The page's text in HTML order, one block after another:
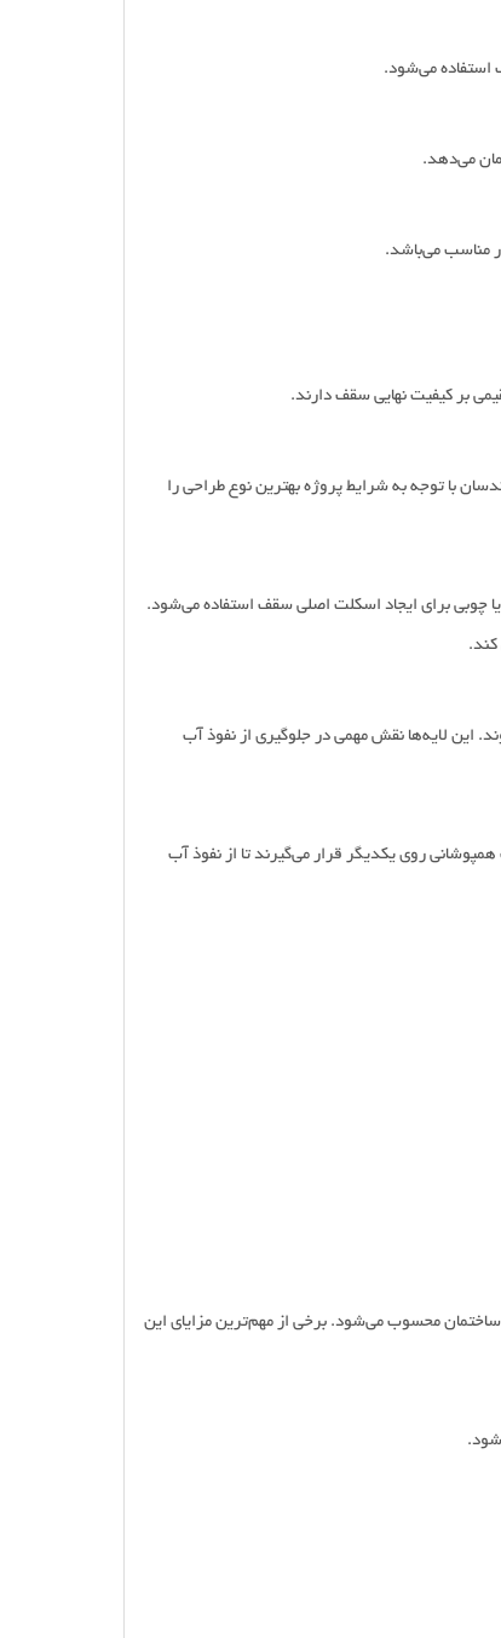
استفاده می‌شود.
می‌دهد.
مناسب می‌باشد.
بر کیفیت نهایی سقف دارند.
با توجه به شرایط پروژه بهترین نوع طراحی را
چوبی برای ایجاد اسکلت اصلی سقف استفاده می‌شود.
کند.
این لایه‌ها نقش مهمی در جلوگیری از نفوذ آب
روی یکدیگر قرار می‌گیرند تا از نفوذ آب
محسوب می‌شود. برخی از مهم‌ترین مزایای این